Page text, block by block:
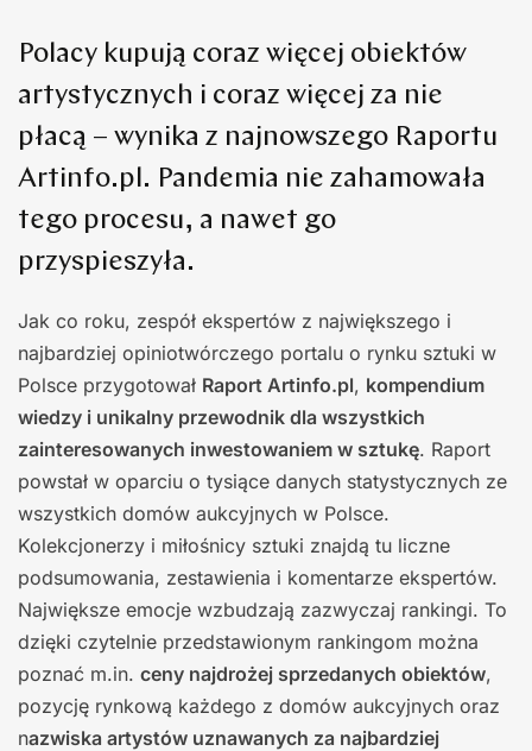
Polacy kupują coraz więcej obiektów
artystycznych i coraz więcej za nie
płacą – wynika z najnowszego Raportu
Artinfo.pl. Pandemia nie zahamowała
tego procesu, a nawet go
przyspieszyła.
Jak co roku, zespół ekspertów z największego i
najbardziej opiniotwórczego portalu o rynku sztuki w
Polsce przygotował Raport Artinfo.pl, kompendium
wiedzy i unikalny przewodnik dla wszystkich
zainteresowanych inwestowaniem w sztukę. Raport
powstał w oparciu o tysiące danych statystycznych ze
wszystkich domów aukcyjnych w Polsce.
Kolekcjonerzy i miłośnicy sztuki znajdą tu liczne
podsumowania, zestawienia i komentarze ekspertów.
Największe emocje wzbudzają zazwyczaj rankingi. To
dzięki czytelnie przedstawionym rankingom można
poznać m.in. ceny najdrożej sprzedanych obiektów,
pozycję rynkową każdego z domów aukcyjnych oraz
nazwiska artystów uznawanych za najbardziej